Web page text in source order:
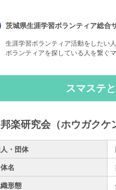
茨城県生涯学習ボランティア総合
生涯学習ボランティア活動をしたい人
ボランティアを探している人を繋ぐ
スマステ
邦楽研究会（ホウガクケ
・団体
名
形態